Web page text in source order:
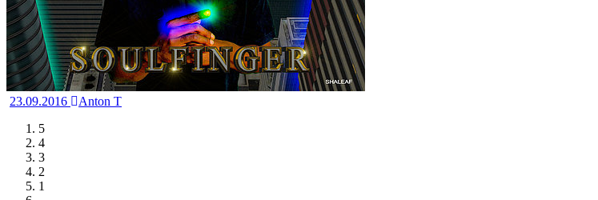
23.09.2016
Anton T
5
4
3
2
1